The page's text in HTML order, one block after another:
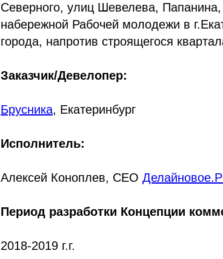
Северного, улиц Шевелева,
набережной Рабочей молодежи в
города, напротив строящегося
Заказчик/Девелопер:
Брусника, Екатеринбург
Исполнитель:
Алексей Коноплев, CEO
Период разработки Концепции
2018-2019 г.г.